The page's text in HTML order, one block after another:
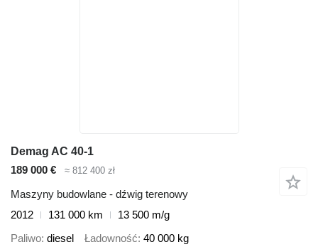
Demag AC 40-1
189 000 €
≈ 812 400 zł
Maszyny budowlane - dźwig terenowy
2012
131 000 km
13 500 m/g
Paliwo diesel Ładowność 40 000 kg